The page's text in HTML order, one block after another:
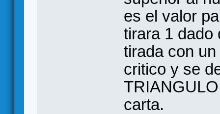
es el valor
tirara 1 dado
tirada con
critico y se
carta.